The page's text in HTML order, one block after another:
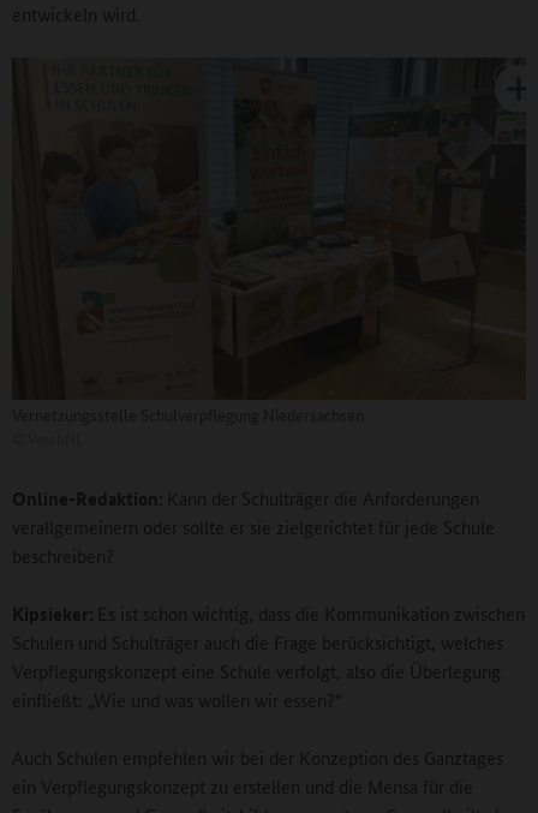
entwickeln wird.
Online-Redaktion: Kann der Schulträger die Anforderungen
verallgemeinern oder sollte er sie zielgerichtet für jede Schule
beschreiben?
Kipsieker: Es ist schon wichtig, dass die Kommunikation zwischen
Schulen und Schulträger auch die Frage berücksichtigt, welches
Verpflegungskonzept eine Schule verfolgt, also die Überlegung
einfließt: „Wie und was wollen wir essen?“
Auch Schulen empfehlen wir bei der Konzeption des Ganztages
ein Verpflegungskonzept zu erstellen und die Mensa für die